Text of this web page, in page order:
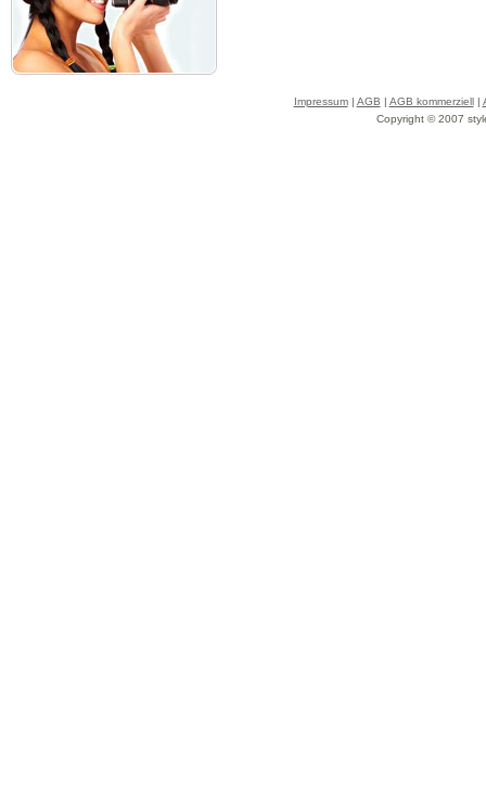
Impressum| AGB | AGB kommerziell|
Copyright © 2007